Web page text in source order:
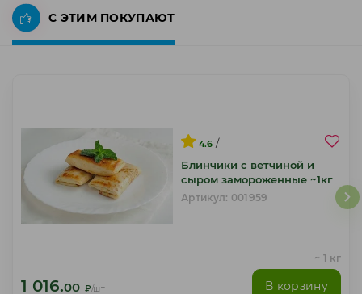
С ЭТИМ ПОКУПАЮТ
4.6 /
Блинчики с ветчиной и
сыром замороженные ~1кг
Артикул: 001959
~ 1 кг
1 016.00 ₽/шт В корзину